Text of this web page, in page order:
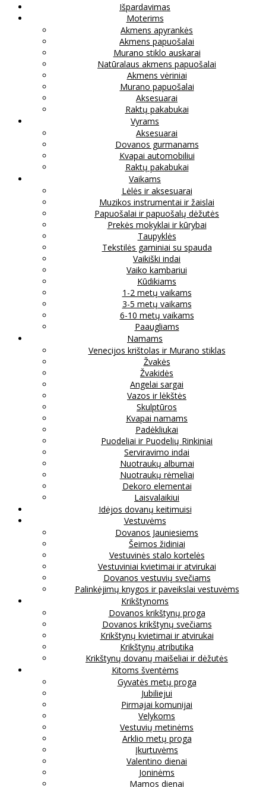
Išpardavimas
Moterims
Akmens apyrankės
Akmens papuošalai
Murano stiklo auskarai
Natūralaus akmens papuošalai
Akmens vėriniai
Murano papuošalai
Aksesuarai
Raktų pakabukai
Vyrams
Aksesuarai
Dovanos gurmanams
Kvapai automobiliui
Raktų pakabukai
Vaikams
Lėlės ir aksesuarai
Muzikos instrumentai ir žaislai
Papuošalai ir papuošalų dėžutės
Prekės mokyklai ir kūrybai
Taupyklės
Tekstilės gaminiai su spauda
Vaikiški indai
Vaiko kambariui
Kūdikiams
1-2 metų vaikams
3-5 metų vaikams
6-10 metų vaikams
Paaugliams
Namams
Venecijos krištolas ir Murano stiklas
Žvakės
Žvakidės
Angelai sargai
Vazos ir lėkštės
Skulptūros
Kvapai namams
Padėkliukai
Puodeliai ir Puodelių Rinkiniai
Serviravimo indai
Nuotraukų albumai
Nuotraukų rėmeliai
Dekoro elementai
Laisvalaikiui
Idėjos dovanų keitimuisi
Vestuvėms
Dovanos Jauniesiems
Šeimos židiniai
Vestuvinės stalo kortelės
Vestuviniai kvietimai ir atvirukai
Dovanos vestuvių svečiams
Palinkėjimų knygos ir paveikslai vestuvėms
Krikštynoms
Dovanos krikštynų proga
Dovanos krikštynų svečiams
Krikštynų kvietimai ir atvirukai
Krikštynų atributika
Krikštynų dovanų maišeliai ir dėžutės
Kitoms šventėms
Gyvatės metų proga
Jubiliejui
Pirmajai komunijai
Velykoms
Vestuvių metinėms
Arklio metų proga
Įkurtuvėms
Valentino dienai
Joninėms
Mamos dienai